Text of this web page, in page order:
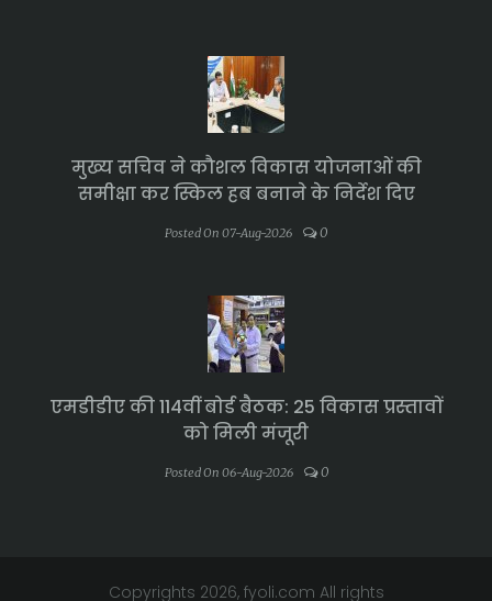
मुख्य सचिव ने कौशल विकास योजनाओं की
समीक्षा कर स्किल हब बनाने के निर्देश दिए
Posted On 07-Aug-2026 0
एमडीडीए की 114वीं बोर्ड बैठक: 25 विकास प्रस्तावों
को मिली मंजूरी
Posted On 06-Aug-2026 0
Copyrights 2026, fyoli.com All rights